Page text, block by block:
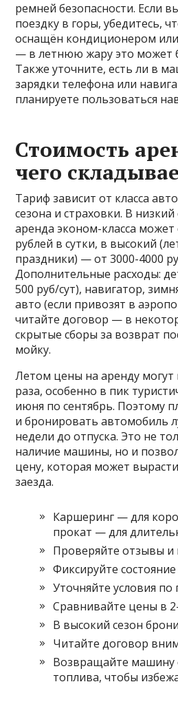
ремней безопасности. Если
поездку в горы, убедитесь,
оснащён кондиционером
— в летнюю жару это может
Также уточните, есть ли в
зарядки телефона или
планируете пользоваться
Стоимость
чего
Тариф зависит от класса
сезона и страховки. В
аренда эконом-класса может
рублей в сутки, в высокий
праздники) — от 3000-4000
Дополнительные расходы:
500 руб/сут), навигатор,
авто (если привозят в
читайте договор — в
скрытые сборы за возврат
мойку.
Летом цены на аренду могут
раза, особенно в пик
июня по сентябрь. Поэтому
и бронировать автомобиль
недели до отпуска. Это не
наличие машины, но и
цену, которая может
заезда.
Каршеринг — для
прокат — для
Проверяйте отзывы и
Фиксируйте
Уточняйте условия по
Сравнивайте цены в
В высокий сезон
Читайте договор
Возвращайте машину
топлива, чтобы